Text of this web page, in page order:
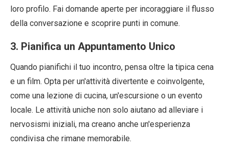
loro profilo. Fai domande aperte per incoraggiare il flusso
della conversazione e scoprire punti in comune.
3. Pianifica un Appuntamento Unico
Quando pianifichi il tuo incontro, pensa oltre la tipica cena
e un film. Opta per un'attività divertente e coinvolgente,
come una lezione di cucina, un'escursione o un evento
locale. Le attività uniche non solo aiutano ad alleviare i
nervosismi iniziali, ma creano anche un'esperienza
condivisa che rimane memorabile.